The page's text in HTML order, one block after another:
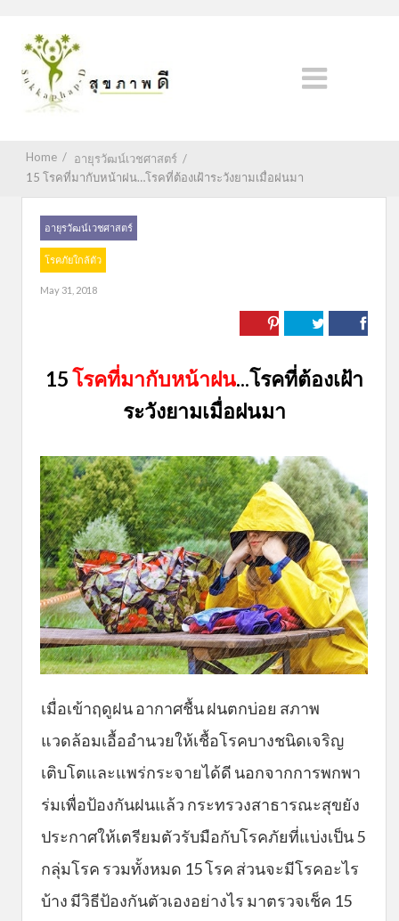
Home / อายุรวัฒน์เวชศาสตร์ /
15 โรคที่มากับหน้าฝน…โรคที่ต้องเฝ้าระวังยามเมื่อฝนมา
อายุรวัฒน์เวชศาสตร์
โรคภัยใกล้ตัว
May 31, 2018
15โรคที่มากับหน้าฝน...โรคที่ต้องเฝ้า
ระวังยามเมื่อฝนมา
เมื่อเข้าฤดูฝน อากาศชื้น ฝนตกบ่อย สภาพ
แวดล้อมเอื้ออำนวยให้เชื้อโรคบางชนิดเจริญ
เติบโตและแพร่กระจายได้ดี นอกจากการพกพา
ร่มเพื่อป้องกันฝนแล้ว กระทรวงสาธารณะสุขยัง
ประกาศให้เตรียมตัวรับมือกับโรคภัยที่แบ่งเป็น 5
กลุ่มโรค รวมทั้งหมด 15 โรค ส่วนจะมีโรคอะไร
บ้าง มีวิธีป้องกันตัวเองอย่างไร มาตรวจเช็ค 15